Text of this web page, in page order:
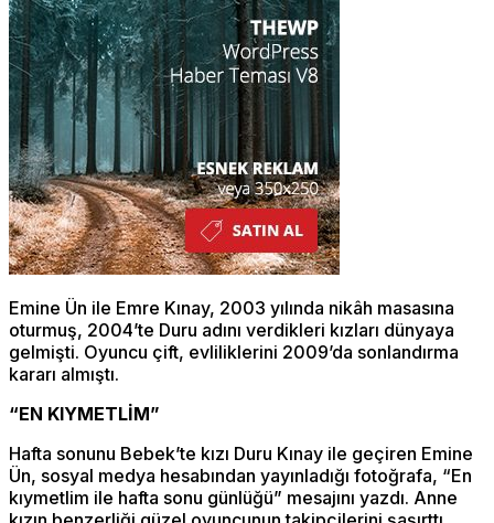
Emine Ün ile Emre Kınay, 2003 yılında nikâh masasına
oturmuş, 2004’te Duru adını verdikleri kızları dünyaya
gelmişti. Oyuncu çift, evliliklerini 2009’da sonlandırma
kararı almıştı.
“EN KIYMETLİM”
Hafta sonunu Bebek’te kızı Duru Kınay ile geçiren Emine
Ün, sosyal medya hesabından yayınladığı fotoğrafa, “En
kıymetlim ile hafta sonu günlüğü” mesajını yazdı. Anne